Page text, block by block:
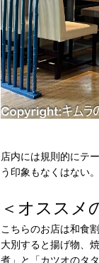
店内には規則的にテ
う印象もなくはない。
＜オススメ
こちらのお店は和食
大別すると揚げ物、
煮」と「カツオのタ